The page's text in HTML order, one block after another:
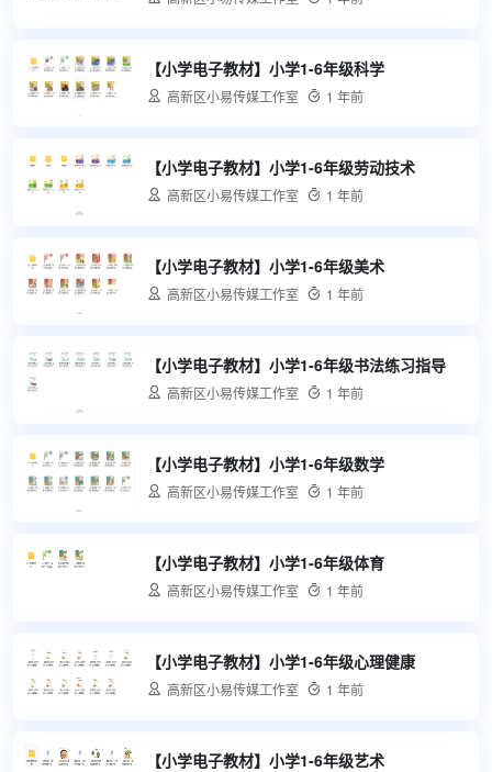
【小学电子教材】小学1-6年级科学
 高新区小易传媒工作室  1 年前
【小学电子教材】小学1-6年级劳动技术
 高新区小易传媒工作室  1 年前
【小学电子教材】小学1-6年级美术
 高新区小易传媒工作室  1 年前
【小学电子教材】小学1-6年级书法练习指导
 高新区小易传媒工作室  1 年前
【小学电子教材】小学1-6年级数学
 高新区小易传媒工作室  1 年前
【小学电子教材】小学1-6年级体育
 高新区小易传媒工作室  1 年前
【小学电子教材】小学1-6年级心理健康
 高新区小易传媒工作室  1 年前
【小学电子教材】小学1-6年级艺术